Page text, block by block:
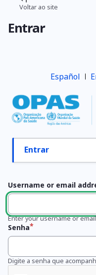
Pular
de
Voltar ao site
Entrar
Español
Abas
Entrar
Username or email
Enter your username or
Senha
Digite a senha que